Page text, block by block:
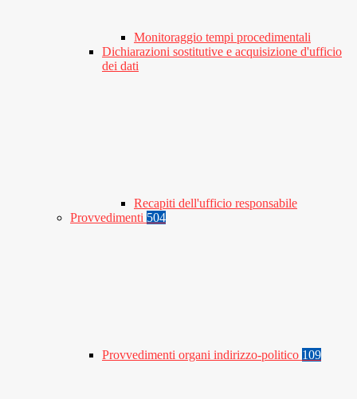
Monitoraggio tempi procedimentali
Dichiarazioni sostitutive e acquisizione d'ufficio
dei dati
Recapiti dell'ufficio responsabile
Provvedimenti 504
Provvedimenti organi indirizzo-politico 109